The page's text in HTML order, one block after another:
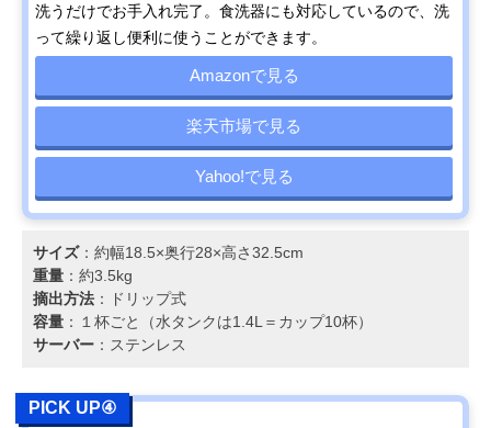
洗うだけでお手入れ完了。食洗器にも対応しているので、洗
って繰り返し便利に使うことができます。
Amazonで見る
楽天市場で見る
Yahoo!で見る
サイズ：約幅18.5×奥行28×高さ32.5cm
重量 ：約3.5kg
摘出方法 ：ドリップ式
容量 ：１杯ごと（水タンクは1.4L＝カップ10杯）
サーバー ：ステンレス
PICK UP④